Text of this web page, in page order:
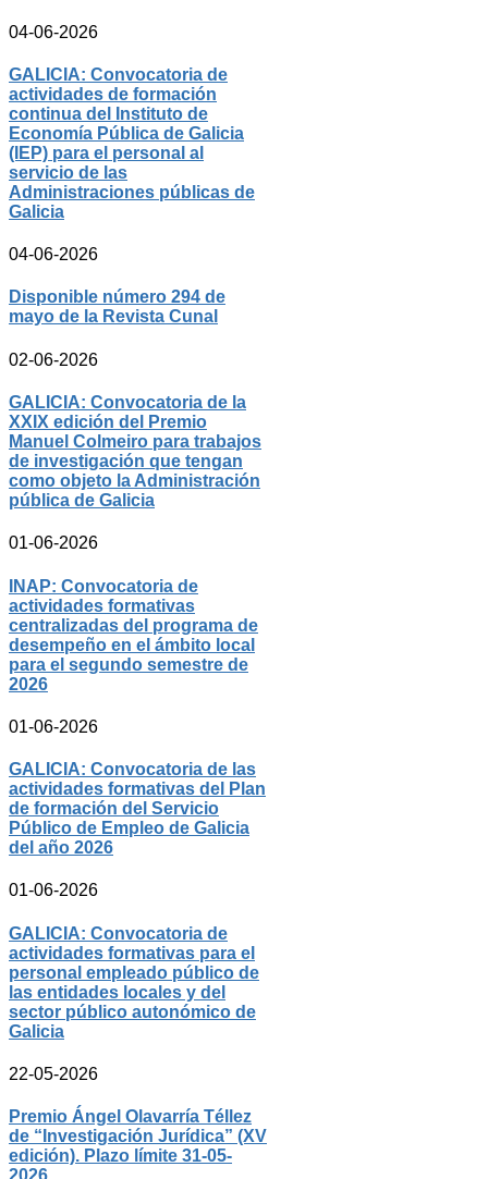
04-06-2026
GALICIA: Convocatoria de
actividades de formación
continua del Instituto de
Economía Pública de Galicia
(IEP) para el personal al
servicio de las
Administraciones públicas de
Galicia
04-06-2026
Disponible número 294 de
mayo de la Revista Cunal
02-06-2026
GALICIA: Convocatoria de la
XXIX edición del Premio
Manuel Colmeiro para trabajos
de investigación que tengan
como objeto la Administración
pública de Galicia
01-06-2026
INAP: Convocatoria de
actividades formativas
centralizadas del programa de
desempeño en el ámbito local
para el segundo semestre de
2026
01-06-2026
GALICIA: Convocatoria de las
actividades formativas del Plan
de formación del Servicio
Público de Empleo de Galicia
del año 2026
01-06-2026
GALICIA: Convocatoria de
actividades formativas para el
personal empleado público de
las entidades locales y del
sector público autonómico de
Galicia
22-05-2026
Premio Ángel Olavarría Téllez
de “Investigación Jurídica” (XV
edición). Plazo límite 31-05-